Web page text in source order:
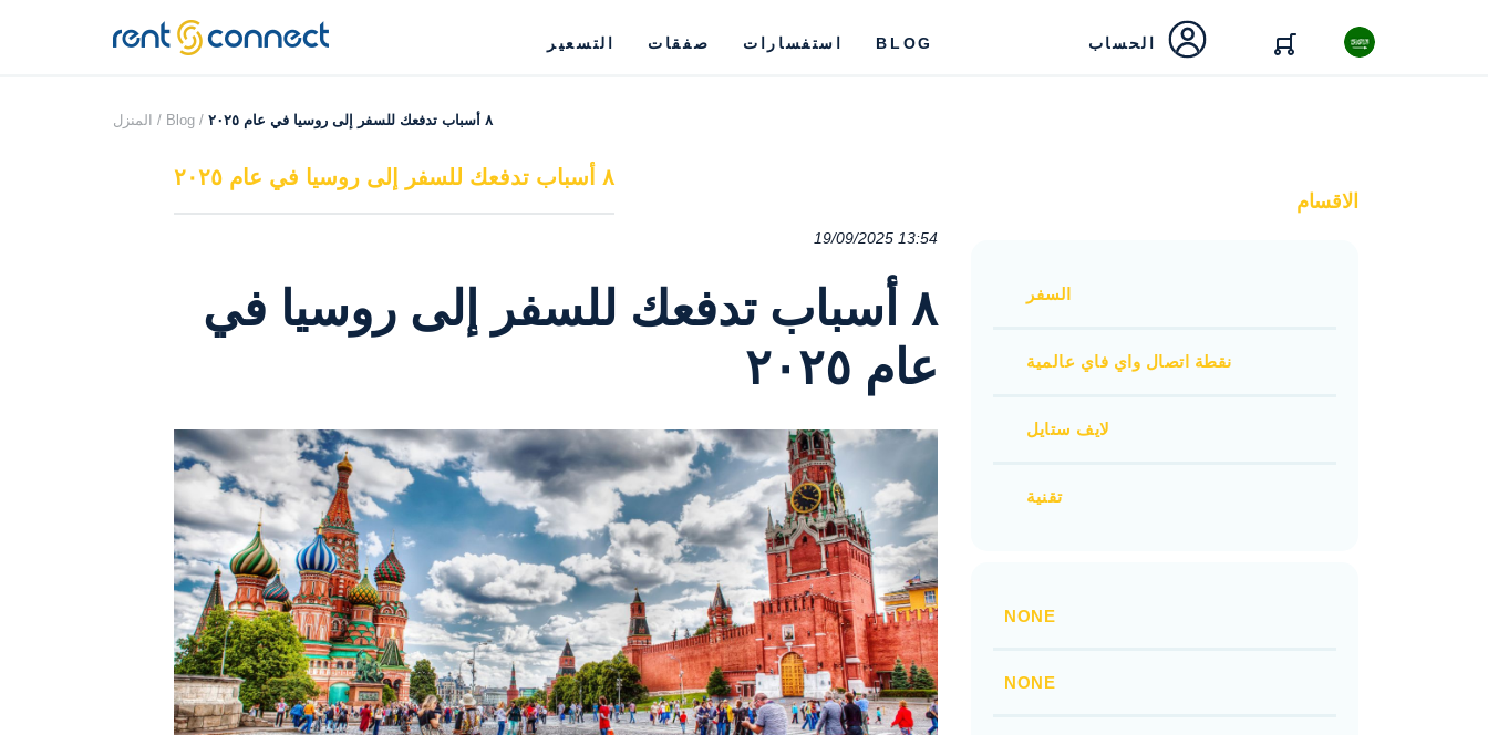
RENT'N
CONNECT
التسعير صفقات استفسارات BLOG الحساب
المنزل / Blog / ٨ أسباب تدفعك للسفر إلى روسيا في عام ٢٠٢٥
٨ أسباب تدفعك للسفر إلى روسيا في عام ٢٠٢٥
19/09/2025 13:54
٨ أسباب تدفعك للسفر إلى روسيا في
عام ٢٠٢٥
الاقسام
السفر
نقطة اتصال واي فاي عالمية
لايف ستايل
تقنية
NONE
NONE